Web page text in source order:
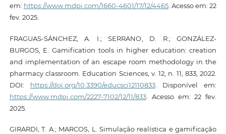
em: https://www.mdpi.com/1660-4601/17/12/4465. Acesso em: 22
fev. 2025.
FRAGUAS-SÁNCHEZ, A. I.; SERRANO, D. R.; GONZÁLEZ-
BURGOS, E. Gamification tools in higher education: creation
and implementation of an escape room methodology in the
pharmacy classroom. Education Sciences, v. 12, n. 11, 833, 2022.
DOI: https://doi.org/10.3390/educsci12110833. Disponível em:
https://www.mdpi.com/2227-7102/12/11/833. Acesso em: 22 fev.
2025.
GIRARDI, T. A.; MARCOS, L. Simulação realística e gamificação